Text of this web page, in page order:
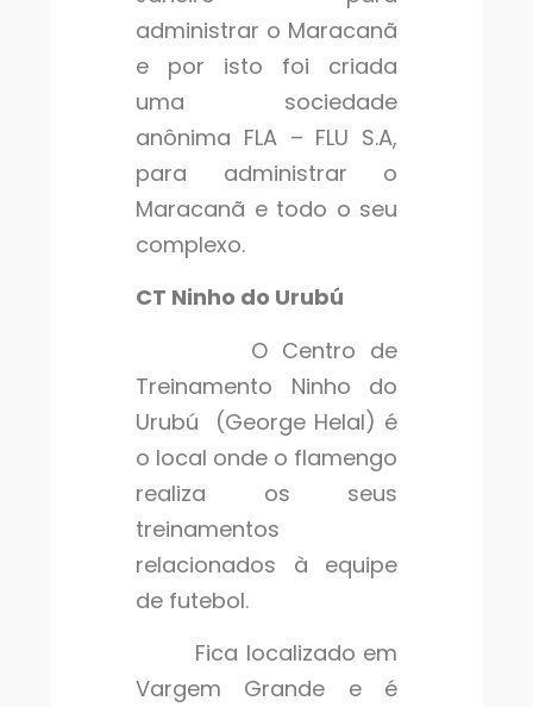
administrar o Maracanã
e por isto foi criada
uma sociedade
anônima FLA – FLU S.A,
para administrar o
Maracanã e todo o seu
complexo.
CT Ninho do Urubú
O Centro de
Treinamento Ninho do
Urubú (George Helal) é
o local onde o flamengo
realiza os seus
treinamentos
relacionados à equipe
de futebol.
Fica localizado em
Vargem Grande e é